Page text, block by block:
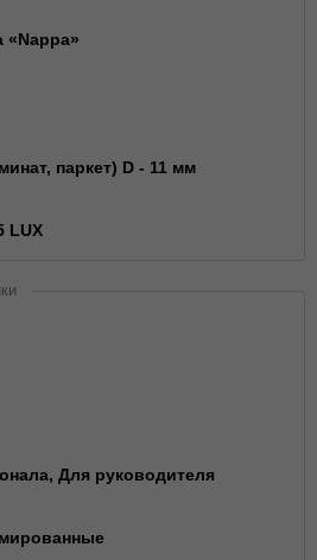
«Nappa»
паркет) D - 11 мм
LUX
Для руководителя